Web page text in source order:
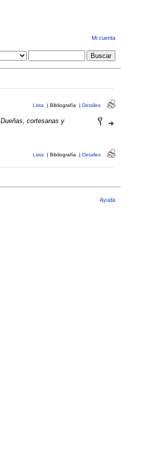
Mi cuenta
Lista | Bibliografía | Detalles
Dueñas, cortesanas y
Lista | Bibliografía | Detalles
Ayuda